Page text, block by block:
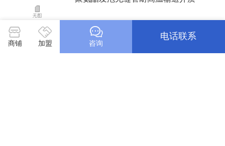
小区预制直埋发泡保温管供暖输送
商铺 加盟 咨询
电话联系